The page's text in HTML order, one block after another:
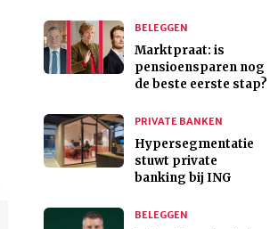
BELEGGEN
Marktpraat: is
pensioensparen nog
de beste eerste stap?
PRIVATE BANKEN
Hypersegmentatie
stuwt private
banking bij ING
BELEGGEN